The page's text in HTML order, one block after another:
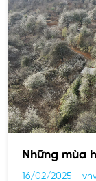
Những mùa
16/02/2025 -